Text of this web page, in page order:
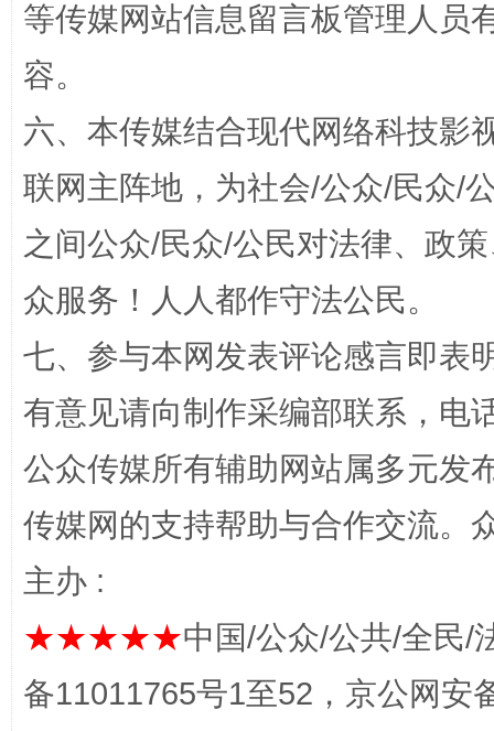
一批国家标准开始实施 从
以产业富民促振兴 酒驾
等传媒网站信息留言板管理人员
容。
六、本传媒结合现代网络科技影
联网主阵地，为社会/公众/民众/
之间公众/民众/公民对法律、政
众服务！人人都作守法公民。
七、参与本网发表评论感言即表
有意见请向制作采编部联系，电
公众传媒所有辅助网站属多元发
传媒网的支持帮助与合作交流。
主办 :
★★★★★中国/公众/公共/全民/
备11011765号1至52，京公网安